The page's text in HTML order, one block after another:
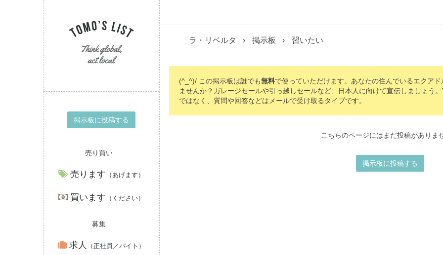
掲示板に投稿する
売り買い
売ります （あげます）
買います （ください）
募集
求人 （正社員／バイト）
ラ・リベルタ 掲示板 習いたい
(^_^)/ この掲示板は誰でも無料で使っていただけます。あなたの住んでいるエクア
ませんか？ガレージセールや引っ越しセールなど、日本人に向けて宣伝しましょう
ではなく、質問や回答などはメールで受け取るタイプです。
こちらのページにはまだ投稿がありま
掲示板に投稿する